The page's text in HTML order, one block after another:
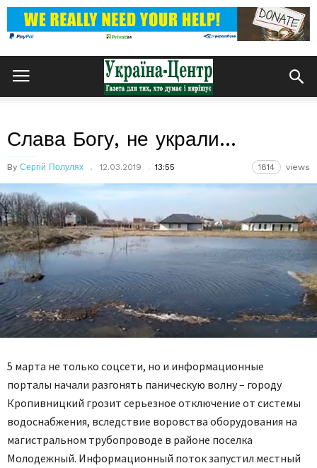
Слава Богу, не украли…
By Сергій Полулях 12.03.2019 13:55 1814 views
5 марта не только соцсети, но и информационные
порталы начали разгонять паническую волну – городу
Кропивницкий грозит серьезное отключение от системы
водоснабжения, вследствие воровства оборудования на
магистральном трубопроводе в районе поселка
Молодежный. Информационный поток запустил местный